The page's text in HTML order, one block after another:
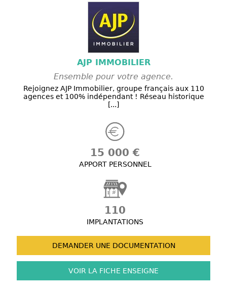
AJP IMMOBILIER
Ensemble pour votre agence.
Rejoignez AJP Immobilier, groupe français aux 110
agences et 100% indépendant ! Réseau historique
[...]
15 000 €
APPORT PERSONNEL
110
IMPLANTATIONS
DEMANDER UNE DOCUMENTATION
VOIR LA FICHE ENSEIGNE